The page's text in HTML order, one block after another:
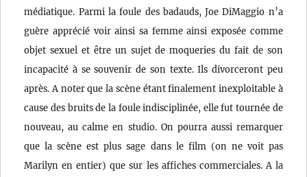
médiatique. Parmi la foule des badauds, Joe DiMaggio n’a
guère apprécié voir ainsi sa femme ainsi exposée comme
objet sexuel et être un sujet de moqueries du fait de son
incapacité à se souvenir de son texte. Ils divorceront peu
après. A noter que la scène étant finalement inexploitable à
cause des bruits de la foule indisciplinée, elle fut tournée de
nouveau, au calme en studio. On pourra aussi remarquer
que la scène est plus sage dans le film (on ne voit pas
Marilyn en entier) que sur les affiches commerciales. A la